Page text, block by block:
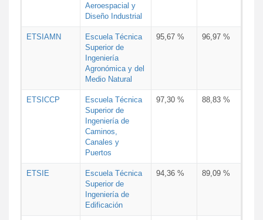
Aeroespacial y
Diseño Industrial
ETSIAMN
Escuela Técnica
Superior de
Ingeniería
Agronómica y del
Medio Natural
95,67 % 96,97 %
ETSICCP
Escuela Técnica
Superior de
Ingeniería de
Caminos,
Canales y
Puertos
97,30 % 88,83 %
ETSIE
Escuela Técnica
Superior de
Ingeniería de
Edificación
94,36 % 89,09 %